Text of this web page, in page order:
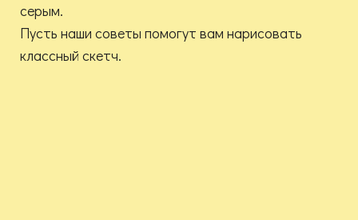
серым. ⠀
Пусть наши советы помогут вам нарисовать
классный скетч.